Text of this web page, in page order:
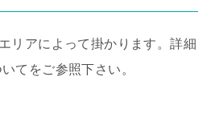
リアによって掛かります。詳細
てをご参照下さい。